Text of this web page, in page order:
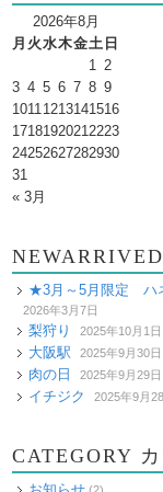
2026年8月
月 火水木金土 日
1 2
3 4 5 6 7 8 9
10111213141516
17181920212223
24252627282930
31
« 3月
★3月～5月限定 ハ
2026年3月7日
梨狩り 2025年10月1日
大阪駅 2025年9月30日
肉の日 2025年9月29日
イチジク 2025年9月
CATEGORY